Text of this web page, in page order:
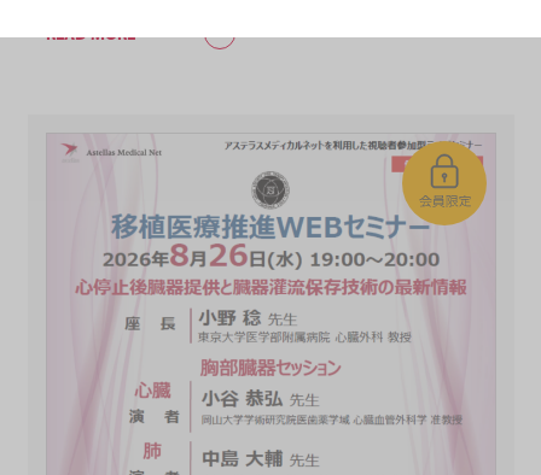
READ MORE